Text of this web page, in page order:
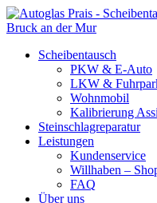
Scheibentausch
PKW & E-Auto
LKW &
Wohnmobil
Kalibrierung
Steinschlagreparatur
Leistungen
Kundenservice
Willhaben –
FAQ
Über uns